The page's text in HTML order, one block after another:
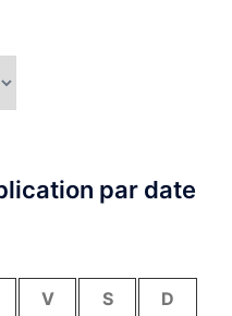
par date
V S
D